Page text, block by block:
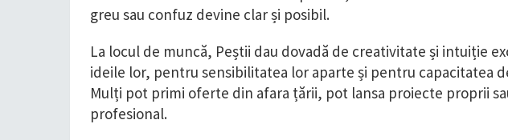
greu sau confuz devine clar și posibil.
La locul de muncă, Peștii dau dovadă de creativitate și intuiție
ideile lor, pentru sensibilitatea lor aparte și pentru capacitatea
Mulți pot primi oferte din afara țării, pot lansa proiecte proprii
profesional.